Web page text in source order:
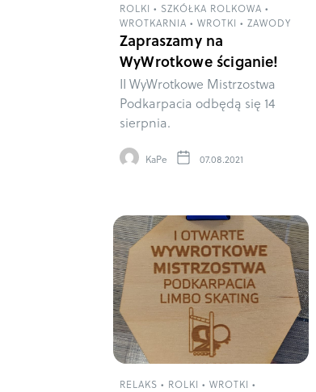
ROLKI • SZKÓŁKA ROLKOWA •
WROTKARNIA • WROTKI • ZAWODY
Zapraszamy na
WyWrotkowe ściganie!
II WyWrotkowe Mistrzostwa
Podkarpacia odbędą się 14
sierpnia.
KaPe 07.08.2021
RELAKS • ROLKI • WROTKI •